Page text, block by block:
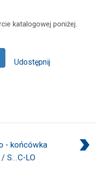
katalogowej poniżej.
Udostępnij
- końcówka
S...C-LO